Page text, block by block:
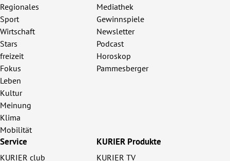
Regionales
Sport
Wirtschaft
Stars
freizeit
Fokus
Leben
Kultur
Meinung
Klima
Mobilität
Mediathek
Gewinnspiele
Newsletter
Podcast
Horoskop
Pammesberger
Service
KURIER club
KURIER Produkte
KURIER TV